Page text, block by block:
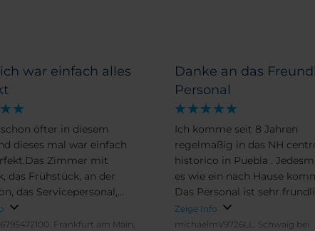
war einfach alles
öfter in diesem
dieses mal war einfach
Zimmer mit
das Frühstück, an der
das Servicepersonal,
ganz besonderst gefällt
direkt in der großen
Frankfurt am Main,
Danke an das
Personal
Ich komme seit 8 Jahren
regelmaßig in das NH
historico in Puebla .
es wie ein nach Hause
Das Personal ist sehr
hilfsbereit. Danke an dieser
an das gesamte Personal
Zeige Info
michaelmV9726LL. Schwaig bei